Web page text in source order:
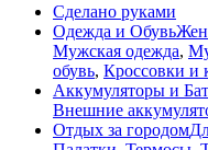
Сделано руками
Одежда и Обувь
Мужская одежда,
обувь, Кроссовки и
Аккумуляторы и
Внешние
Отдых за городом